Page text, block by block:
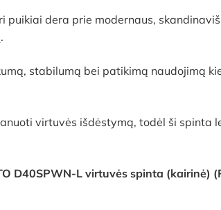
dera prie modernaus,
stabilumą bei patikimą naudojimą
virtuvės išdėstymą, todėl ši
D40SPWN-L virtuvės spinta (kairinė)